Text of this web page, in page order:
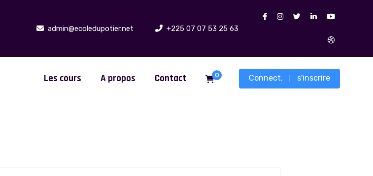
admin@ecoledupotier.net +225 07 07 53 25 63
Les cours A propos Contact 0 Connect. s'inscrire